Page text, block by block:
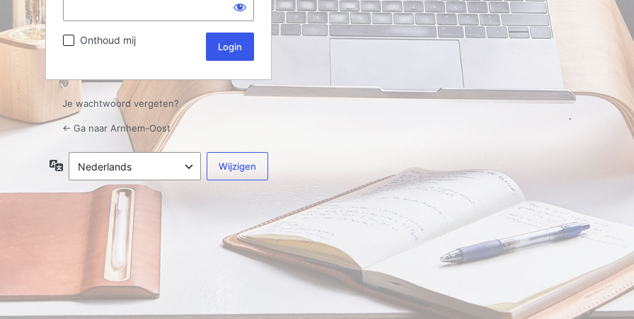
Onthoud mij
Je wachtwoord vergeten?
← Ga naar Arnhem-Oost
Taal